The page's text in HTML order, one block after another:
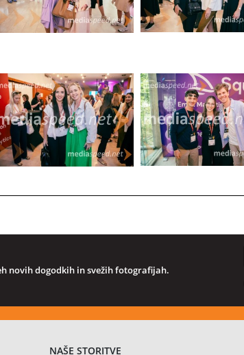
novih dogodkih in svežih fotografijah.
NAŠE STORITVE